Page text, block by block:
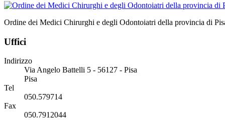
Ordine dei Medici Chirurghi e degli Odontoiatri della provincia di
Uffici
Indirizzo
Via Angelo Battelli 5 - 56127 - Pisa
Pisa
Tel
050.579714
Fax
050.7912044